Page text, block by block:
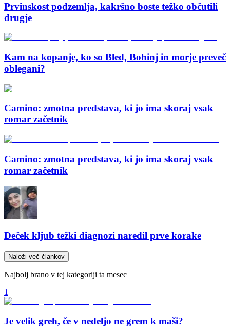
Prvinskost podzemlja, kakršno boste težko občutili
drugje
Kam na kopanje, ko so Bled, Bohinj in morje preveč
oblegani?
Camino: zmotna predstava, ki jo ima skoraj vsak
romar začetnik
Camino: zmotna predstava, ki jo ima skoraj vsak
romar začetnik
Deček kljub težki diagnozi naredil prve korake
Naloži več člankov
Najbolj brano v tej kategoriji ta mesec
1
Je velik greh, če v nedeljo ne grem k maši?